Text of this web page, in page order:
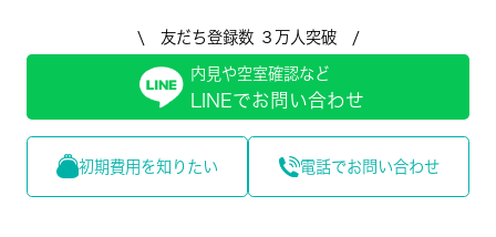
\ 友だち登録数 ３万人突破 /
内見や空室確認など
LINEでお問い合わせ
初期費用を知りたい 電話でお問い合わせ